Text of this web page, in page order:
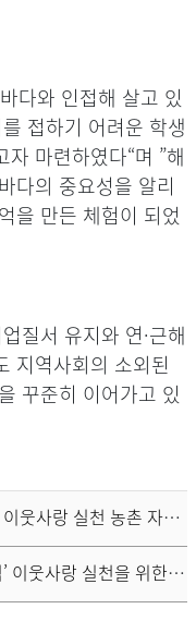
다와 인접해 살고 있
접하기 어려운 학생
마련하였다“며 ”해
다의 중요성을 알리
을 만든 체험이 되었
질서 유지와 연·근해
지역사회의 소외된
꾸준히 이어가고 있
남해어업관리단, 청렴 이웃사랑 실천 농촌 자원봉사 실시
남해어업관리단, ‘청렴’ 이웃사랑 실천을 위한 헌혈 릴레이 헌혈증서 140매 기부